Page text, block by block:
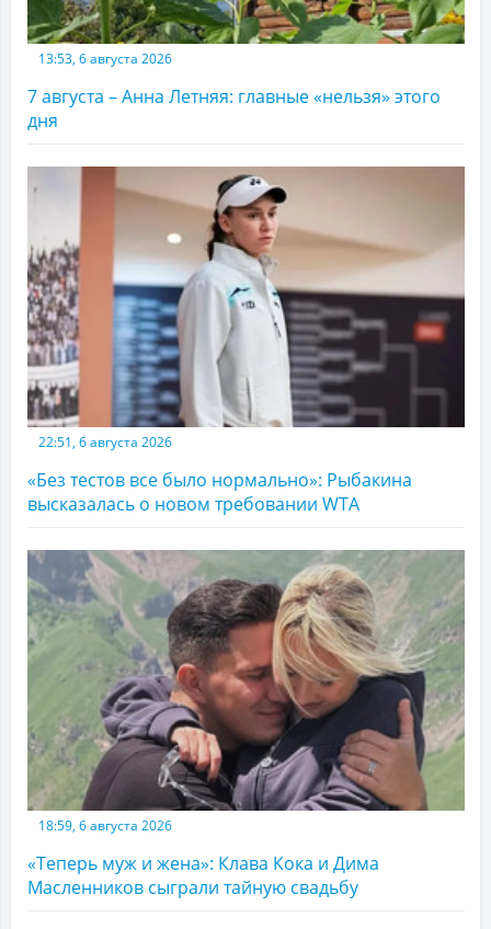
13:53, 6 августа 2026
7 августа – Анна Летняя: главные «нельзя» этого
дня
22:51, 6 августа 2026
«Без тестов все было нормально»: Рыбакина
высказалась о новом требовании WTA
18:59, 6 августа 2026
«Теперь муж и жена»: Клава Кока и Дима
Масленников сыграли тайную свадьбу